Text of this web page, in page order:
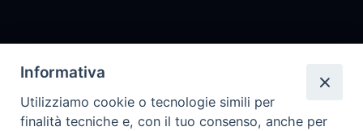
dalle 9.00 alle 12.30
tel. +39 0481 597628
Informativa
Utilizziamo cookie o tecnologie simili per
finalità tecniche e, con il tuo consenso, anche per